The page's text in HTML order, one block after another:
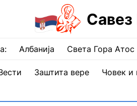
Савез
Албанија Света Гора Атос
Заштита вере Човек и